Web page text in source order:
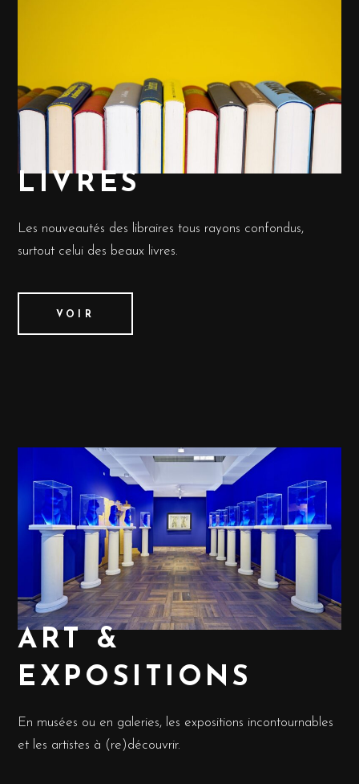
LIVRES
Les nouveautés des libraires tous rayons confondus,
surtout celui des beaux livres.
VOIR
ART &
EXPOSITIONS
En musées ou en galeries, les expositions incontournables
et les artistes à (re)découvrir.